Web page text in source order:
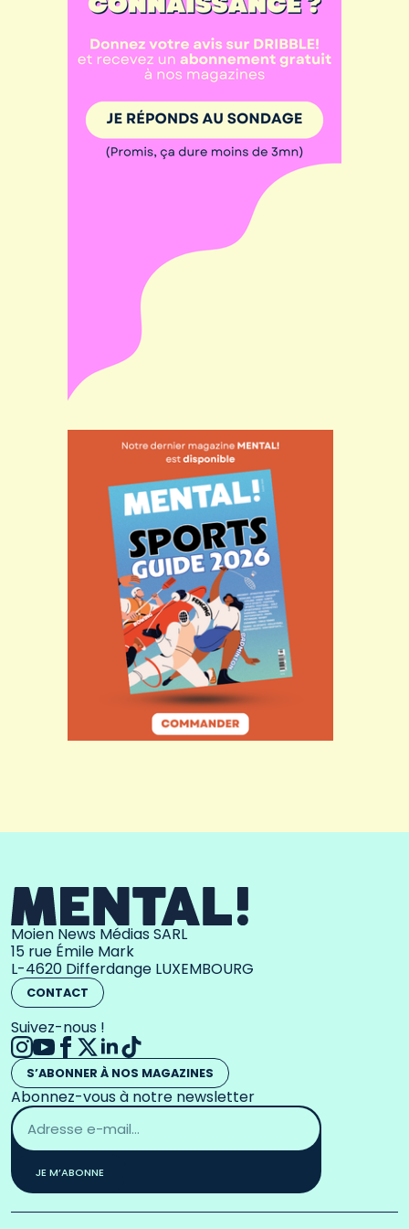
Moien News Médias SARL
15 rue Émile Mark
L-4620 Differdange LUXEMBOURG
CONTACT
Suivez-nous !
S’ABONNER À NOS MAGAZINES
Abonnez-vous à notre newsletter
Adresse
email
*
JE M’ABONNE